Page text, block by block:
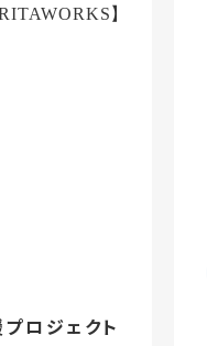
ロジェクト